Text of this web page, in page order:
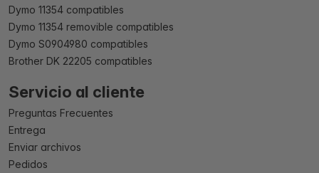
Dymo 11354 compatibles
Dymo 11354 removible compatibles
Dymo S0904980 compatibles
Brother DK 22205 compatibles
Servicio al cliente
Preguntas Frecuentes
Entrega
Enviar archivos
Pedidos